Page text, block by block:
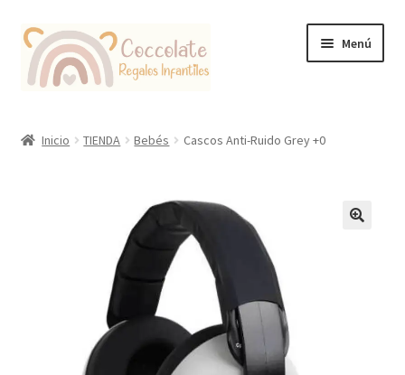
Ir
la
Ir
contenido
Menú
Inicio TIENDA Bebés Cascos Anti-Ruido Grey +0